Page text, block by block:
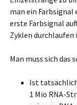
man ein Farbsignal
erste Farbsignal
Zyklen durchlaufen
Man muss sich das
Ist
1 Mio RNA-